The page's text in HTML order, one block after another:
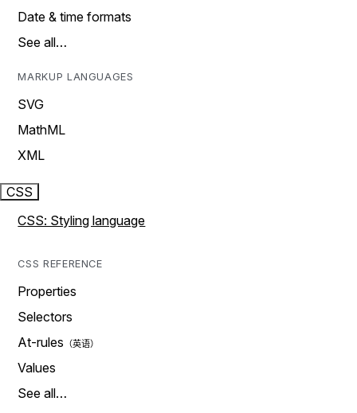
Date & time formats
See all…
MARKUP LANGUAGES
SVG
MathML
XML
CSS
CSS: Styling language
CSS REFERENCE
Properties
Selectors
At-rules
Values
See all…